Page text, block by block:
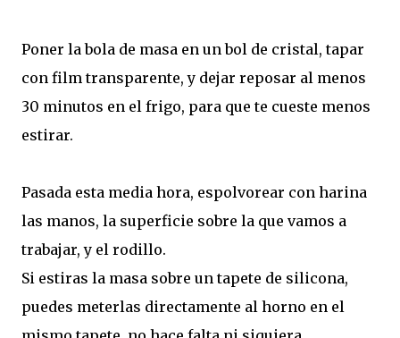
Poner la bola de masa en un bol de cristal, tapar
con film transparente, y dejar reposar al menos
30 minutos en el frigo, para que te cueste menos
estirar.
Pasada esta media hora, espolvorear con harina
las manos, la superficie sobre la que vamos a
trabajar, y el rodillo.
Si estiras la masa sobre un tapete de silicona,
puedes meterlas directamente al horno en el